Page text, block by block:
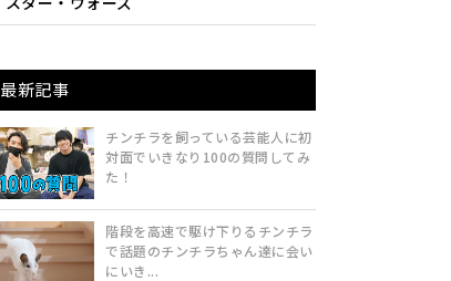
最新記事
チンチラを飼っている芸能人に初
対面でいきなり100の質問してみ
た！
階段を高速で駆け下りるチンチラ
で話題のチンチラちゃん達に会い
にいき...